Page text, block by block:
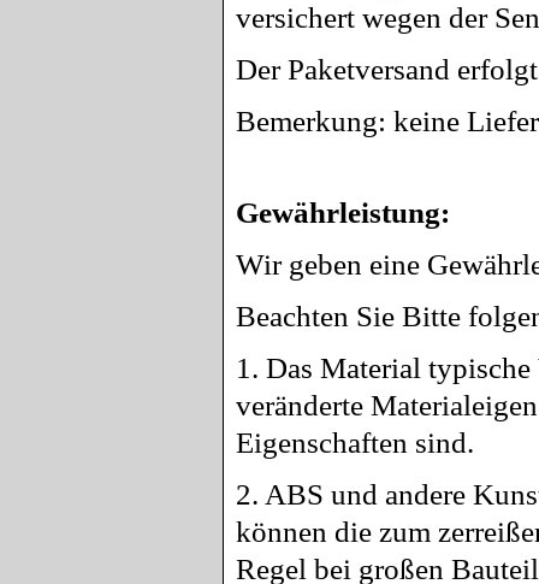
versichert wegen der
Der Paketversand
Bemerkung: keine
Gewährleistung:
Wir geben eine
Beachten Sie Bitte
1. Das Material
veränderte
Eigenschaften sind.
2. ABS und andere
können die zum
Regel bei großen